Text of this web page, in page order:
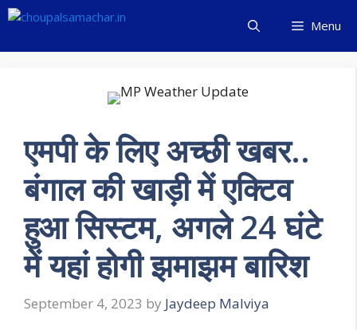
Skip
content
Menu
एमपी के लिए अच्छी खबर..
बंगाल की खाड़ी में एक्टिव
हुआ सिस्टम, अगले 24 घंटे
में यहां होगी झमाझम बारिश
September 4, 2023 by Jaydeep Malviya